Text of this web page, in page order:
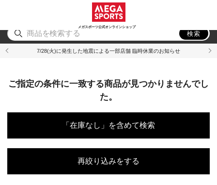
メガスポーツ公式オンラインショップ
アウトドア
検索
7/28(火)に発生した地震による一部店舗 臨時休業のお知らせ
ご指定の条件に一致する商品が見つかりませんでし
た。
「在庫なし」を含めて検索
再絞り込みをする